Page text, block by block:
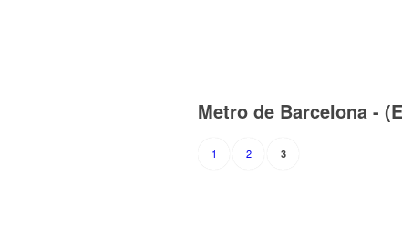
Metro de Barcelona -
1 2 3